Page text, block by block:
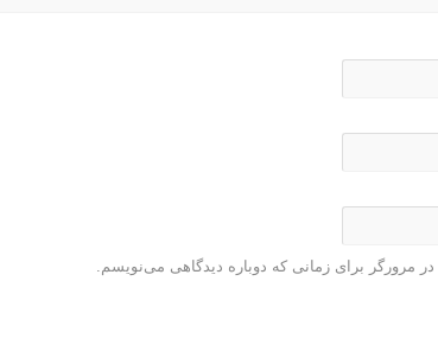
مرورگر برای زمانی که دوباره دیدگاهی می‌نویسم.